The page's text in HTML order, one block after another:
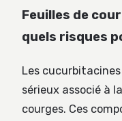
Feuilles de
quels risques
Les
sérieux associé à
courges. Ces